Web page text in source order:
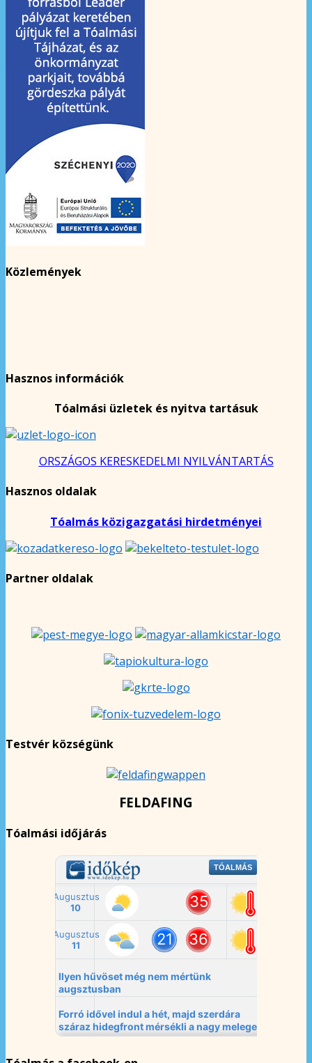
Közlemények
Hasznos információk
Tóalmási üzletek és nyitva tartásuk
ORSZÁGOS KERESKEDELMI NYILVÁNTARTÁS
Hasznos oldalak
Tóalmás közigazgatási hirdetményei
Partner oldalak
Testvér községünk
FELDAFING
Tóalmási időjárás